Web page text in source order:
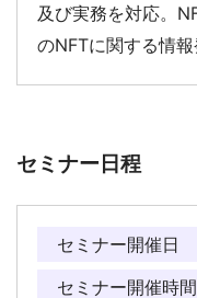
及び実務を対応。
のNFTに関する情報
セミナー日程
セミナー開催日
セミナー開催時間